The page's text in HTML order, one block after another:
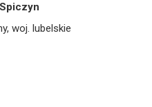
woj. lubelskie